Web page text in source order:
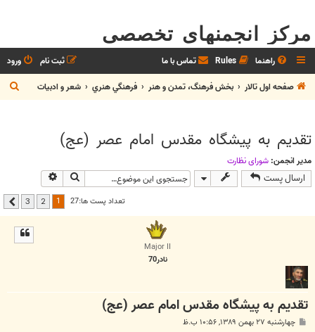
مرکز انجمنهای تخصصی
راهنما Rules تماس با ما ورود
ثبت نام
صفحه اول تالار
بخش فرهنگ، تمدن و هنر فرهنگي هنري شعر و ادبيات
ج
س
تقدیم به پیشگاه مقدس امام عصر (عج)
مدیر انجمن: شوراي نظارت
ارسال پست جستجو
تعداد پست ها:27 2
3 بعدی
Major II
نادر70
تقدیم به پیشگاه مقدس امام عصر (عج)
پ چهارشنبه ۲۷ بهمن ۱۳۸۹, ۱۰:۵۶ ب.ظ